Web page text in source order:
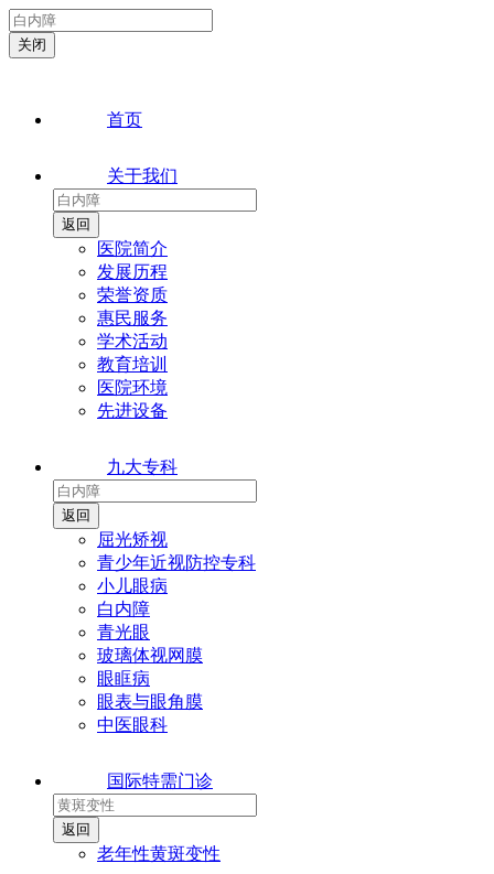
首页
关于我们
医院简介
发展历程
荣誉资质
惠民服务
学术活动
教育培训
医院环境
先进设备
九大专科
屈光矫视
青少年近视防控专科
小儿眼病
白内障
青光眼
玻璃体视网膜
眼眶病
眼表与眼角膜
中医眼科
国际特需门诊
老年性黄斑变性